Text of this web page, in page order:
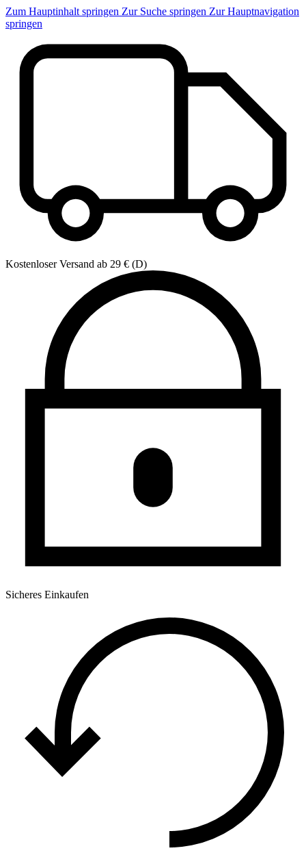
Zum Hauptinhalt springen Zur Suche springen Zur Hauptnavigation
springen
Kostenloser Versand ab 29 € (D)
Sicheres Einkaufen